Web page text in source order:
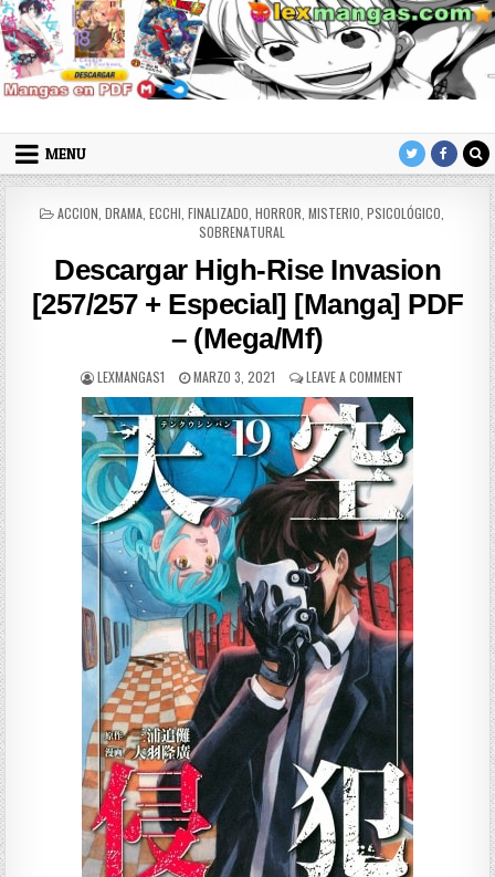
Skip to content
LexMangas
MENU
POSTED IN
ACCION DRAMA ECCHI FINALIZADO HORROR MISTERIO PSICOLÓGICO
SOBRENATURAL
Descargar High-Rise Invasion
[257/257 + Especial] [Manga] PDF
– (Mega/Mf)
AUTHOR:
LEXMANGAS1 PUBLISHED DATE:
MARZO 3, 2021 LEAVE A COMMENT ON